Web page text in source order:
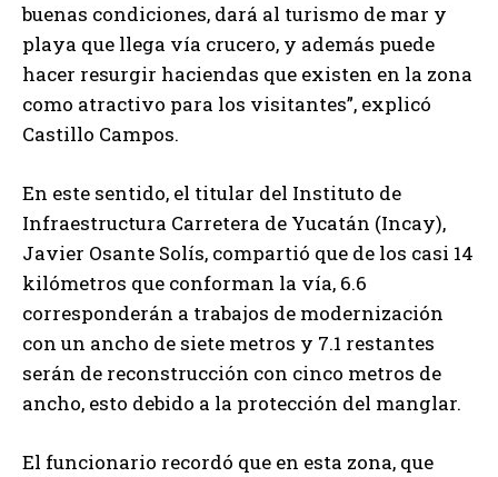
buenas condiciones, dará al turismo de mar y
playa que llega vía crucero, y además puede
hacer resurgir haciendas que existen en la zona
como atractivo para los visitantes”, explicó
Castillo Campos.
En este sentido, el titular del Instituto de
Infraestructura Carretera de Yucatán (Incay),
Javier Osante Solís, compartió que de los casi 14
kilómetros que conforman la vía, 6.6
corresponderán a trabajos de modernización
con un ancho de siete metros y 7.1 restantes
serán de reconstrucción con cinco metros de
ancho, esto debido a la protección del manglar.
El funcionario recordó que en esta zona, que